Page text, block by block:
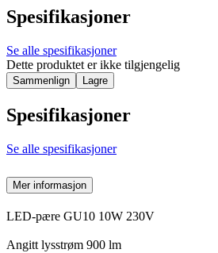
Spesifikasjoner
Se alle spesifikasjoner
Dette produktet er ikke tilgjengelig
Sammenlign Lagre
Spesifikasjoner
Se alle spesifikasjoner
Mer informasjon
LED-pære GU10 10W 230V
Angitt lysstrøm 900 lm